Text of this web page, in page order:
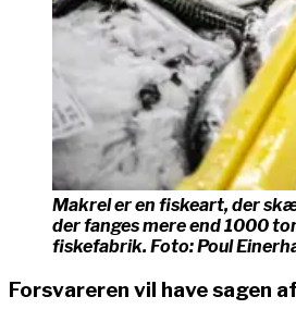
Makrel er en fiskeart, der
der fanges mere end 1000
fiskefabrik. Foto: Poul
Forsvareren vil have sagen